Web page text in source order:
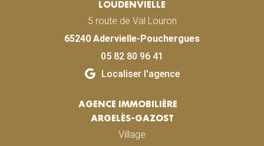
LOUDENVIELLE
5 route de Val Louron
65240 Adervielle-Pouchergues
05 82 80 96 41
Localiser l'agence
AGENCE IMMOBILIÈRE
ARGELÈS-GAZOST
Village